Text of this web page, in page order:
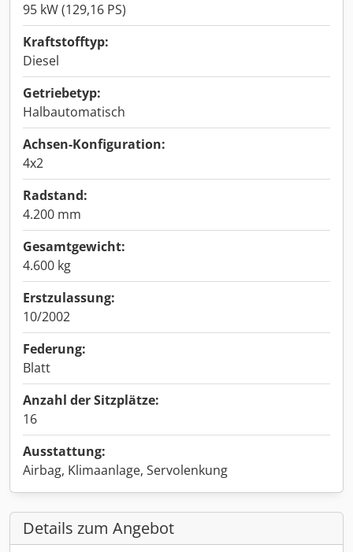
95 kW (129,16 PS)
Kraftstofftyp:
Diesel
Getriebetyp:
Halbautomatisch
Achsen-Konfiguration:
4x2
Radstand:
4.200 mm
Gesamtgewicht:
4.600 kg
Erstzulassung:
10/2002
Federung:
Blatt
Anzahl der Sitzplätze:
16
Ausstattung:
Airbag, Klimaanlage, Servolenkung
Details zum Angebot